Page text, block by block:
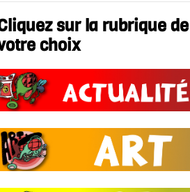
sur la rubrique de
choix